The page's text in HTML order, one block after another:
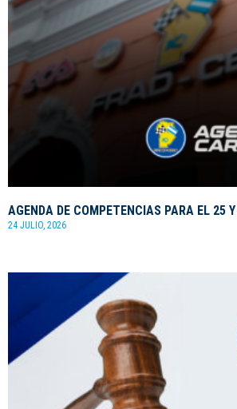
AGENDA DE COMPETENCIAS PARA EL 25
24 JULIO, 2026